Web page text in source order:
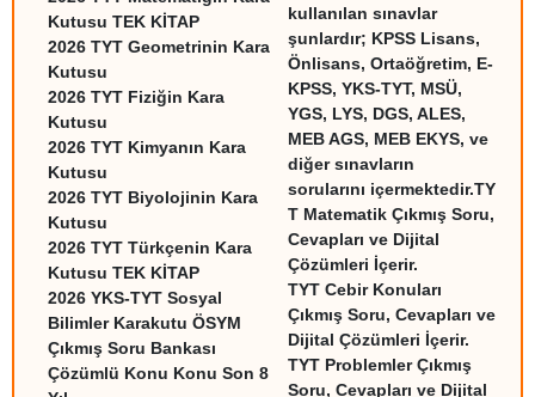
Kutusu TEK KİTAP
2026 TYT Geometrinin Kara
Kutusu
2026 TYT Fiziğin Kara
Kutusu
2026 TYT Kimyanın Kara
Kutusu
2026 TYT Biyolojinin Kara
Kutusu
2026 TYT Türkçenin Kara
Kutusu TEK KİTAP
2026 YKS-TYT Sosyal
Bilimler Karakutu ÖSYM
Çıkmış Soru Bankası
Çözümlü Konu Konu Son 8
kullanılan sınavlar
şunlardır; KPSS Lisans,
Önlisans, Ortaöğretim, E-
KPSS, YKS-TYT, MSÜ,
YGS, LYS, DGS, ALES,
MEB AGS, MEB EKYS, ve
diğer sınavların
sorularını içermektedir.TY
T Matematik Çıkmış Soru,
Cevapları ve Dijital
Çözümleri İçerir.
TYT Cebir Konuları
Çıkmış Soru, Cevapları ve
Dijital Çözümleri İçerir.
TYT Problemler Çıkmış
Soru, Cevapları ve Dijital